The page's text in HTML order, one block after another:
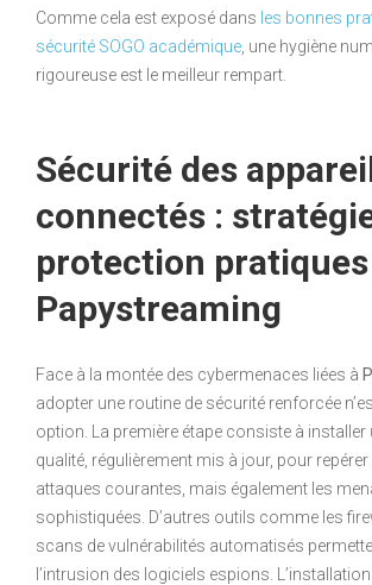
Comme cela est exposé dans les bonnes
sécurité SOGO académique , une hygiène
rigoureuse est le meilleur rempart.
Sécurité des
connectés :
protection
Papystreaming
Face à la montée des cybermenaces liées à
adopter une routine de sécurité renforcée
option. La première étape consiste à installer
qualité, régulièrement mis à jour, pour
attaques courantes, mais également les
sophistiquées. D’autres outils comme les
scans de vulnérabilités automatisés
l’intrusion des logiciels espions.